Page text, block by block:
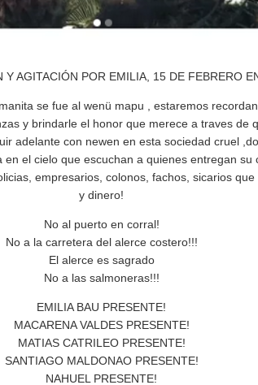
Y AGITACIÓN POR EMILIA, 15 DE FEBRERO
se fue al wenü mapu , estaremos
y brindarle el honor que merece a traves de
adelante con newen en esta sociedad cruel
en el cielo que escuchan a quienes entregan su
empresarios, colonos, fachos, sicarios
y dinero!
No al puerto en corral!
No a la carretera del alerce costero!!!
El alerce es sagrado
No a las salmoneras!!!
EMILIA BAU PRESENTE!
MACARENA VALDES PRESENTE!
MATIAS CATRILEO PRESENTE!
SANTIAGO MALDONAO PRESENTE!
NAHUEL PRESENTE!